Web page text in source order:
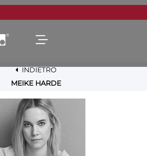
Open menu
INDIETRO
MEIKE HARDE